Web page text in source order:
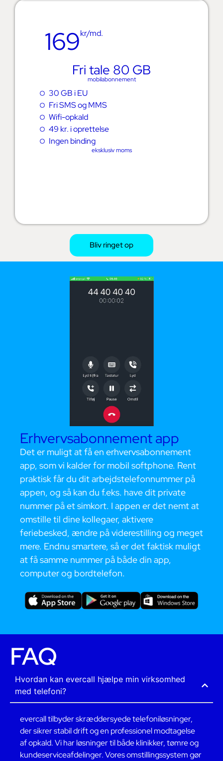
169kr/md.
Fri tale 80 GB
mobilabonnement
30 GB i EU
Fri SMS og MMS
Wifi-opkald
49 kr. i oprettelse
Ingen binding
eksklusiv moms
Bliv ringet op
Erhvervsabonnement app
Det er muligt at få en erhvervsabonnement
app, som vi kalder for mobil softphone. Rent
praktisk får du dit arbejdstelefonnummer på
appen, og så kan du f.eks. have dit private
nummer på et simkort. I appen er det nemt at
omstille til dine kollegaer, aktivere
feriebesked, ændre på viderestilling og meget
mere. Endnu smartere, så er det faktisk muligt
at få samme nummer på både din app,
computer og bordtelefon.
FAQ
Hvordan kan evercall hjælpe min virksomhed
med telefoni?
evercall tilbyder skræddersyede telefoniløsninger,
der sikrer stabil drift og en professionel modtagelse
af opkald. Vi har løsninger til både klinikker, tømre og
kundeserviceafdelinger. Vores omstillingssystem gør